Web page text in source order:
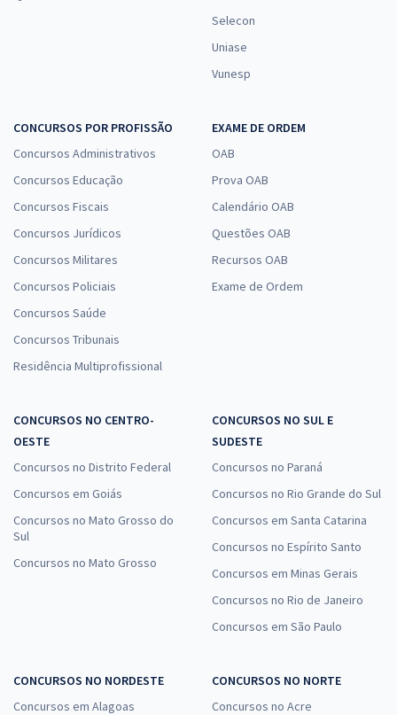
Selecon
Uniase
Vunesp
CONCURSOS POR PROFISSÃO
Concursos Administrativos
Concursos Educação
Concursos Fiscais
Concursos Jurídicos
Concursos Militares
Concursos Policiais
Concursos Saúde
Concursos Tribunais
Residência Multiprofissional
EXAME DE ORDEM
OAB
Prova OAB
Calendário OAB
Questões OAB
Recursos OAB
Exame de Ordem
CONCURSOS NO CENTRO-
OESTE
Concursos no Distrito Federal
Concursos em Goiás
Concursos no Mato Grosso do
Sul
Concursos no Mato Grosso
CONCURSOS NO SUL E
SUDESTE
Concursos no Paraná
Concursos no Rio Grande do Sul
Concursos em Santa Catarina
Concursos no Espírito Santo
Concursos em Minas Gerais
Concursos no Rio de Janeiro
Concursos em São Paulo
CONCURSOS NO NORDESTE
Concursos em Alagoas
CONCURSOS NO NORTE
Concursos no Acre